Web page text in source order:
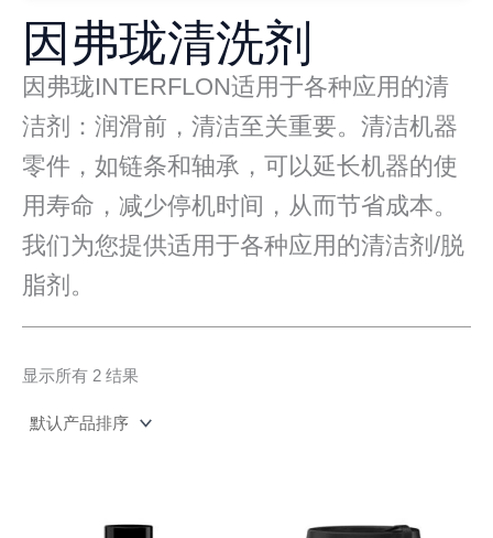
因弗珑清洗剂
因弗珑INTERFLON适用于各种应用的清
洁剂：润滑前，清洁至关重要。清洁机器
零件，如链条和轴承，可以延长机器的使
用寿命，减少停机时间，从而节省成本。
我们为您提供适用于各种应用的清洁剂/脱
脂剂。
显示所有 2 结果